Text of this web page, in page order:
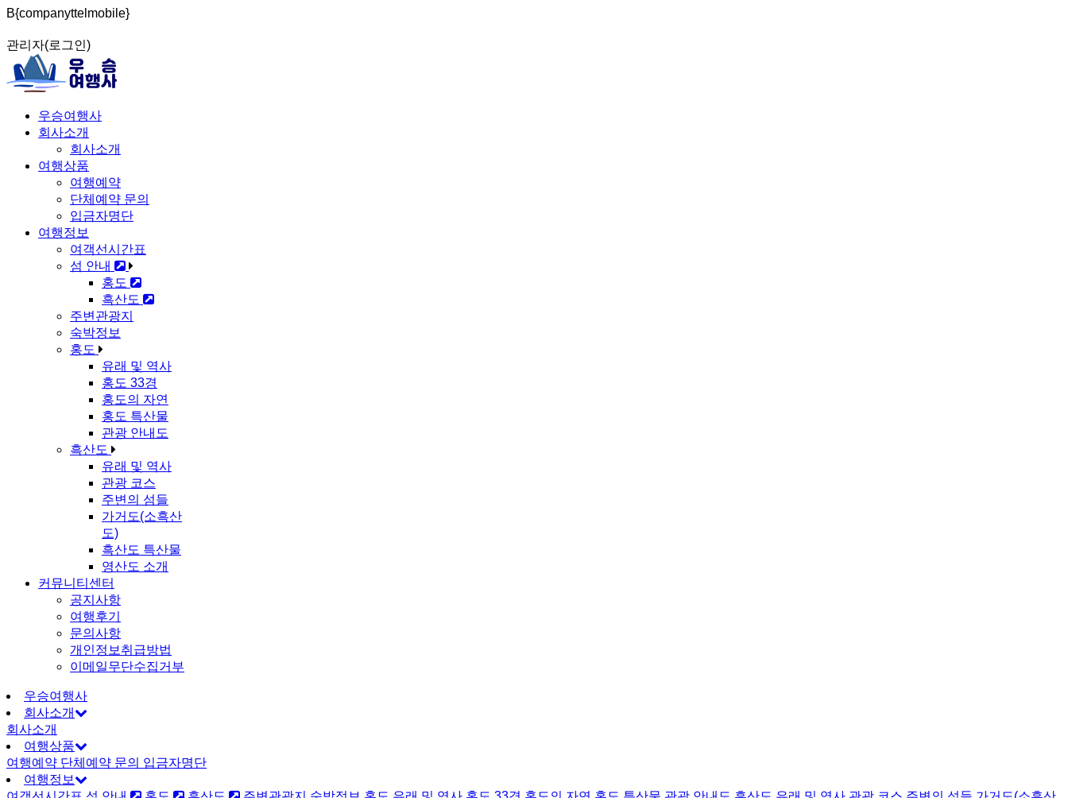
B{companyttelmobile}
관리자(로그인)
우승여행사
회사소개
회사소개
여행상품
여행예약
단체예약 문의
입금자명단
여행정보
여객선시간표
섬 안내
홍도
흑산도
주변관광지
숙박정보
홍도
유래 및 역사
홍도 33경
홍도의 자연
홍도 특산물
관광 안내도
흑산도
유래 및 역사
관광 코스
주변의 섬들
가거도(소흑산
도)
흑산도 특산물
영산도 소개
커뮤니티센터
공지사항
여행후기
문의사항
개인정보취급방법
이메일무단수집거부
우승여행사
회사소개
회사소개
여행상품
여행예약 단체예약 문의 입금자명단
여행정보
Sketchbook5, 스케치북5
Sketchbook5, 스케치북5
Sketchbook5, 스케치북5
Sketchbook5, 스케치북5